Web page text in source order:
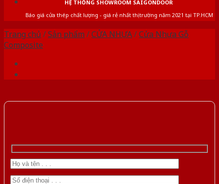
HỆ THỐNG SHOWROOM SAIGONDOOR
Báo giá cửa thép chất lượng - giá rẻ nhất thị trường năm 2021 tại TP.HCM
Trang chủ /Sản phẩm /CỬA NHỰA/Cửa Nhựa Gỗ
Composite